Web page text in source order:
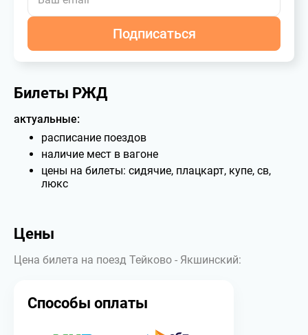
Подписаться
Билеты РЖД
актуальные:
расписание поездов
наличие мест в вагоне
цены на билеты: сидячие, плацкарт, купе, св,
люкс
Цены
Цена билета на поезд Тейково - Якшинский:
Способы оплаты